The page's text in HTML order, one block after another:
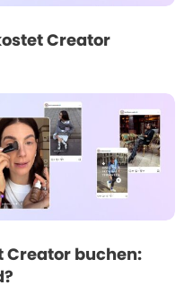
Creator
Creator buchen: